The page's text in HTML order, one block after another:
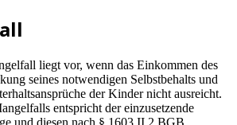
liegt vor, wenn das Einkommen des
seines notwendigen Selbstbehalts und
der Kinder nicht ausreicht.
entspricht der einzusetzende
und diesen nach § 1603 II 2 BGB